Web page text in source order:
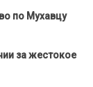
по Мухавцу
за жестокое